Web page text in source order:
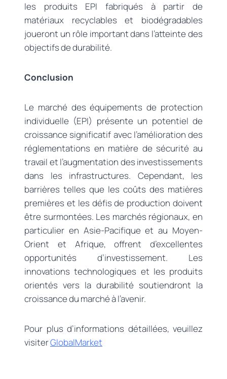
les produits EPI fabriqués à partir de
matériaux recyclables et biodégradables
joueront un rôle important dans l’atteinte des
objectifs de durabilité.
Conclusion
Le marché des équipements de protection
individuelle (EPI) présente un potentiel de
croissance significatif avec l’amélioration des
réglementations en matière de sécurité au
travail et l’augmentation des investissements
dans les infrastructures. Cependant, les
barrières telles que les coûts des matières
premières et les défis de production doivent
être surmontées. Les marchés régionaux, en
particulier en Asie-Pacifique et au Moyen-
Orient et Afrique, offrent d’excellentes
opportunités d’investissement. Les
innovations technologiques et les produits
orientés vers la durabilité soutiendront la
croissance du marché à l’avenir.
Pour plus d’informations détaillées, veuillez
visiterGlobalMarket